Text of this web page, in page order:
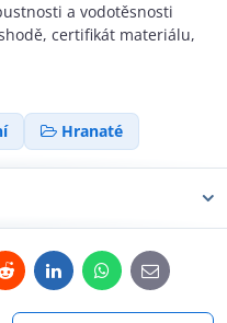
a vodotěsnosti
certifikát materiálu,
Hranaté
RedditLinkedInWhatsApp
E-
mail